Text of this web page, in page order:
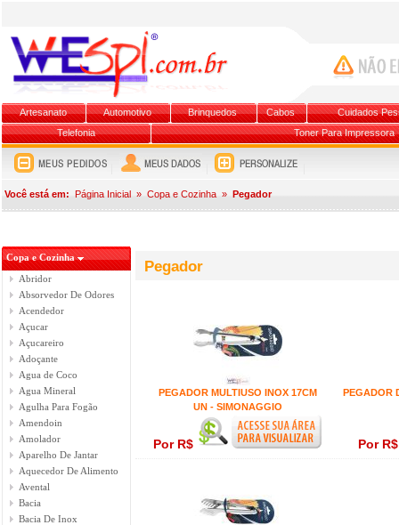
Artesanato Automotivo Brinquedos Cabos
Cuidados
Telefonia
Toner Para Impressora
Você está em: Página Inicial » Copa e Cozinha » Pegador
Copa e Cozinha
Abridor
Absorvedor De Odores
Acendedor
Açucar
Açucareiro
Adoçante
Agua de Coco
Agua Mineral
Agulha Para Fogão
Amendoin
Amolador
Aparelho De Jantar
Aquecedor De Alimento
Avental
Bacia
Bacia De Inox
Pegador
PEGADOR MULTIUSO INOX 17CM
UN - SIMONAGGIO
Por R$
PEGADOR
Por